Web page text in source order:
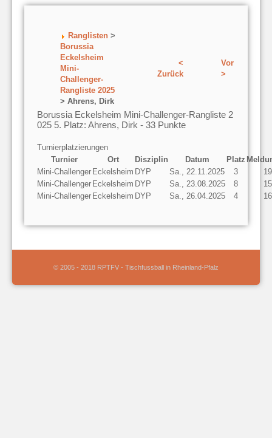
Ranglisten >
Borussia
Eckelsheim
Mini-
Challenger-
Rangliste 2025
> Ahrens, Dirk
<
Zurück
Vor
>
Borussia Eckelsheim Mini-Challenger-Rangliste 2
025 5. Platz: Ahrens, Dirk - 33 Punkte
Turnierplatzierungen
Turnier
Ort Disziplin Datum Platz
Mini-Challenger Eckelsheim DYP Sa., 22.11.2025 3
19
Mini-Challenger Eckelsheim DYP Sa., 23.08.2025 8
15
Mini-Challenger Eckelsheim DYP Sa., 26.04.2025 4 16
© 2005 - 2018 RPTFV - Tischfussball in Rheinland-Pfalz